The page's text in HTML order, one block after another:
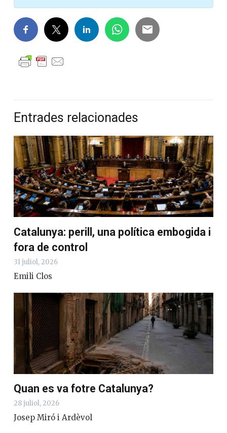
Entrades relacionades
Catalunya: perill, una política embogida i
fora de control
31 juliol, 2026
Emili Clos
Quan es va fotre Catalunya?
28 juliol, 2026
Josep Miró i Ardèvol